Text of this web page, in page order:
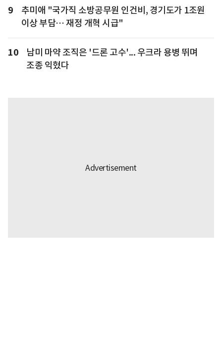
9
추미애 "국가직 소방공무원 인건비, 경기도가 1조원
이상 부담… 재정 개혁 시급"
10
남미 마약 조직은 '드론 고수'... 우크라 용병 뛰며
조종 익혔다